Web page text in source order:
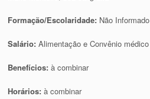
Formação/Escolaridade: Não Informado
Salário:Alimentação e Convênio médico
Benefícios:à combinar
Horários:à combinar